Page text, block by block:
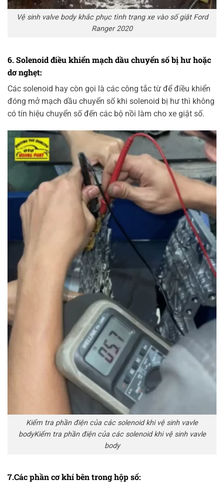
Vệ sinh valve body khắc phục tình trạng xe vào số giật Ford
Ranger 2020
6. Solenoid điều khiển mạch dầu chuyển số bị hư hoặc
dơ nghẹt:
Các solenoid hay còn gọi là các công tắc từ để điều khiển
đóng mở mạch dầu chuyển số khi solenoid bị hư thì không
có tín hiệu chuyển số đến các bộ nồi làm cho xe giật số.
Kiểm tra phần điện của các solenoid khi vệ sinh vavle
bodyKiểm tra phần điện của các solenoid khi vệ sinh vavle
body
7.Các phần cơ khí bên trong hộp số: